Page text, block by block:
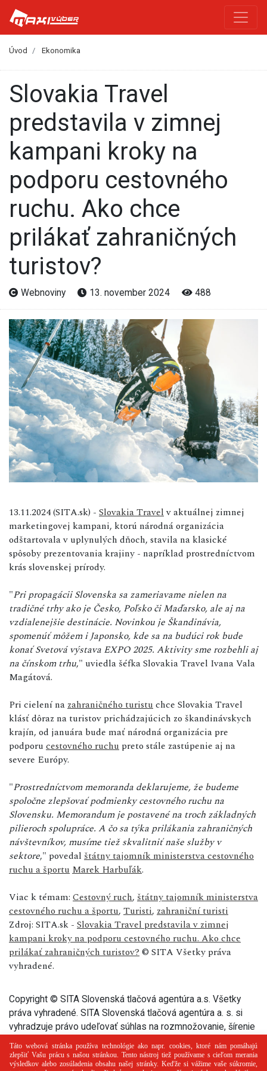
Úvod Ekonomika
Slovakia Travel
predstavila v zimnej
kampani kroky na
podporu cestovného
ruchu. Ako chce
prilákať zahraničných
turistov?
Webnoviny 13. november 2024 488
13.11.2024 (SITA.sk) - Slovakia Travelv aktuálnej zimnej
marketingovej kampani, ktorú národná organizácia
odštartovala v uplynulých dňoch, stavila na klasické
spôsoby prezentovania krajiny - napríklad prostredníctvom
krás slovenskej prírody.
"Pri propagácii Slovenska sa zameriavame nielen na
tradičné trhy ako je Česko, Poľsko či Maďarsko, ale aj na
vzdialenejšie destinácie. Novinkou je Škandinávia,
spomenúť môžem i Japonsko, kde sa na budúci rok bude
konať Svetová výstava EXPO 2025. Aktivity sme rozbehli aj
na čínskom trhu," uviedla šéfka Slovakia Travel Ivana Vala
Magátová.
Pri cielení nazahraničného turistuchce Slovakia Travel
klásť dôraz na turistov prichádzajúcich zo škandinávskych
krajín, od januára bude mať národná organizácia pre
podporu cestovného ruchu preto stále zastúpenie aj na
severe Európy.
"Prostredníctvom memoranda deklarujeme, že budeme
spoločne zlepšovať podmienky cestovného ruchu na
Slovensku. Memorandum je postavené na troch základných
pilieroch spolupráce. A čo sa týka prilákania zahraničných
návštevníkov, musíme tiež skvalitniť naše služby v
sektore," povedal štátny tajomník ministerstva cestovného
ruchu a športuMarek Harbuľák.
Viac k témam: Cestovný ruch, štátny tajomník ministerstva
cestovného ruchu a športu, Turisti, zahraniční turisti
Zdroj: SITA.sk - Slovakia Travel predstavila v zimnej
kampani kroky na podporu cestovného ruchu. Ako chce
prilákať zahraničných turistov?© SITA Všetky práva
vyhradené.
Copyright © SITA Slovenská tlačová agentúra a.s. Všetky
práva vyhradené. SITA Slovenská tlačová agentúra a. s. si
vyhradzuje právo udeľovať súhlas na rozmnožovanie, šírenie
a na verejný prenos tohto článku a jeho častí.